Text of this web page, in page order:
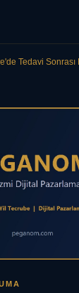
Tedavi